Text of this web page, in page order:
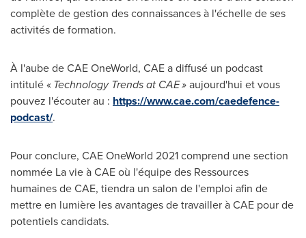
complète de gestion des connaissances à l'échelle de ses
activités de formation.
À l'aube de CAE OneWorld, CAE a diffusé un podcast
intitulé « Technology Trends at CAE »aujourd'hui et vous
pouvez l'écouter au : https://www.cae.com/caedefence-
podcast/.
Pour conclure, CAE OneWorld 2021 comprend une section
nommée La vie à CAE où l'équipe des Ressources
humaines de CAE, tiendra un salon de l'emploi afin de
mettre en lumière les avantages de travailler à CAE pour de
potentiels candidats.